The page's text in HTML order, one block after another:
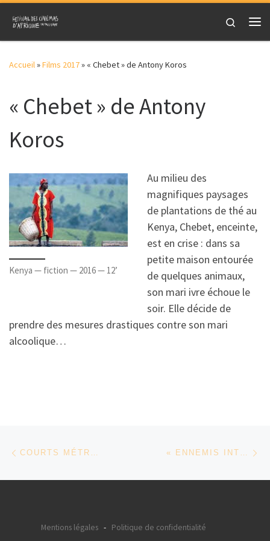
Skip to content
Search
Accueil»Films 2017» « Chebet » de Antony Koros
« Chebet » de Antony
Koros
Kenya — fiction — 2016 — 12’
Au milieu des
magnifiques paysages
de plantations de thé au
Kenya, Chebet, enceinte,
est en crise : dans sa
petite maison entourée
de quelques animaux,
son mari ivre échoue le
soir. Elle décide de
prendre des mesures drastiques contre son mari
alcoolique…
Parcourir les articles
COURTS MÉTRAGES « ENNEMIS INTÉRIEURS » DE SÉLIM AZZAZI
Mentions légales- Politique de confidentialité